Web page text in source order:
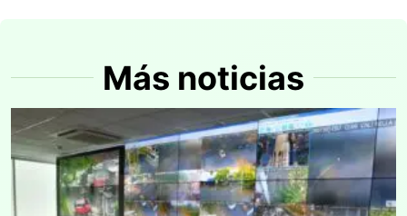
Más noticias